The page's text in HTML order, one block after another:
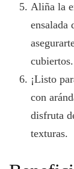
Aliña la
ensalada
cubiertos.
¡Listo
con
disfruta
texturas.